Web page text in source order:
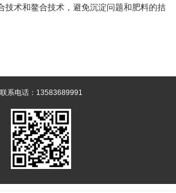
技术和鳌合技术，避免沉淀问题和肥料的拮
联系电话：13583689991